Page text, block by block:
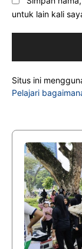
untuk lain kali
Situs ini
Pelajari